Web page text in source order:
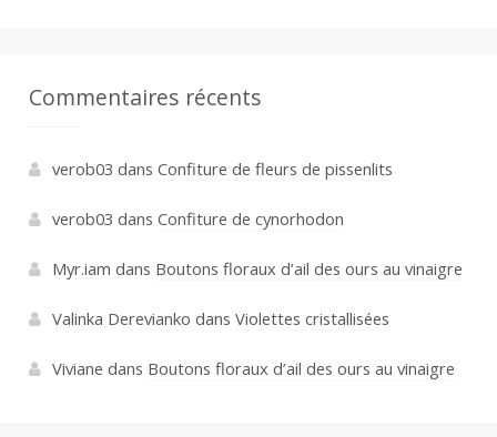
Commentaires récents
verob03 dans Confiture de fleurs de pissenlits
verob03 dans Confiture de cynorhodon
Myr.iam dans Boutons floraux d’ail des ours au vinaigre
Valinka Derevianko dans Violettes cristallisées
Viviane dans Boutons floraux d’ail des ours au vinaigre